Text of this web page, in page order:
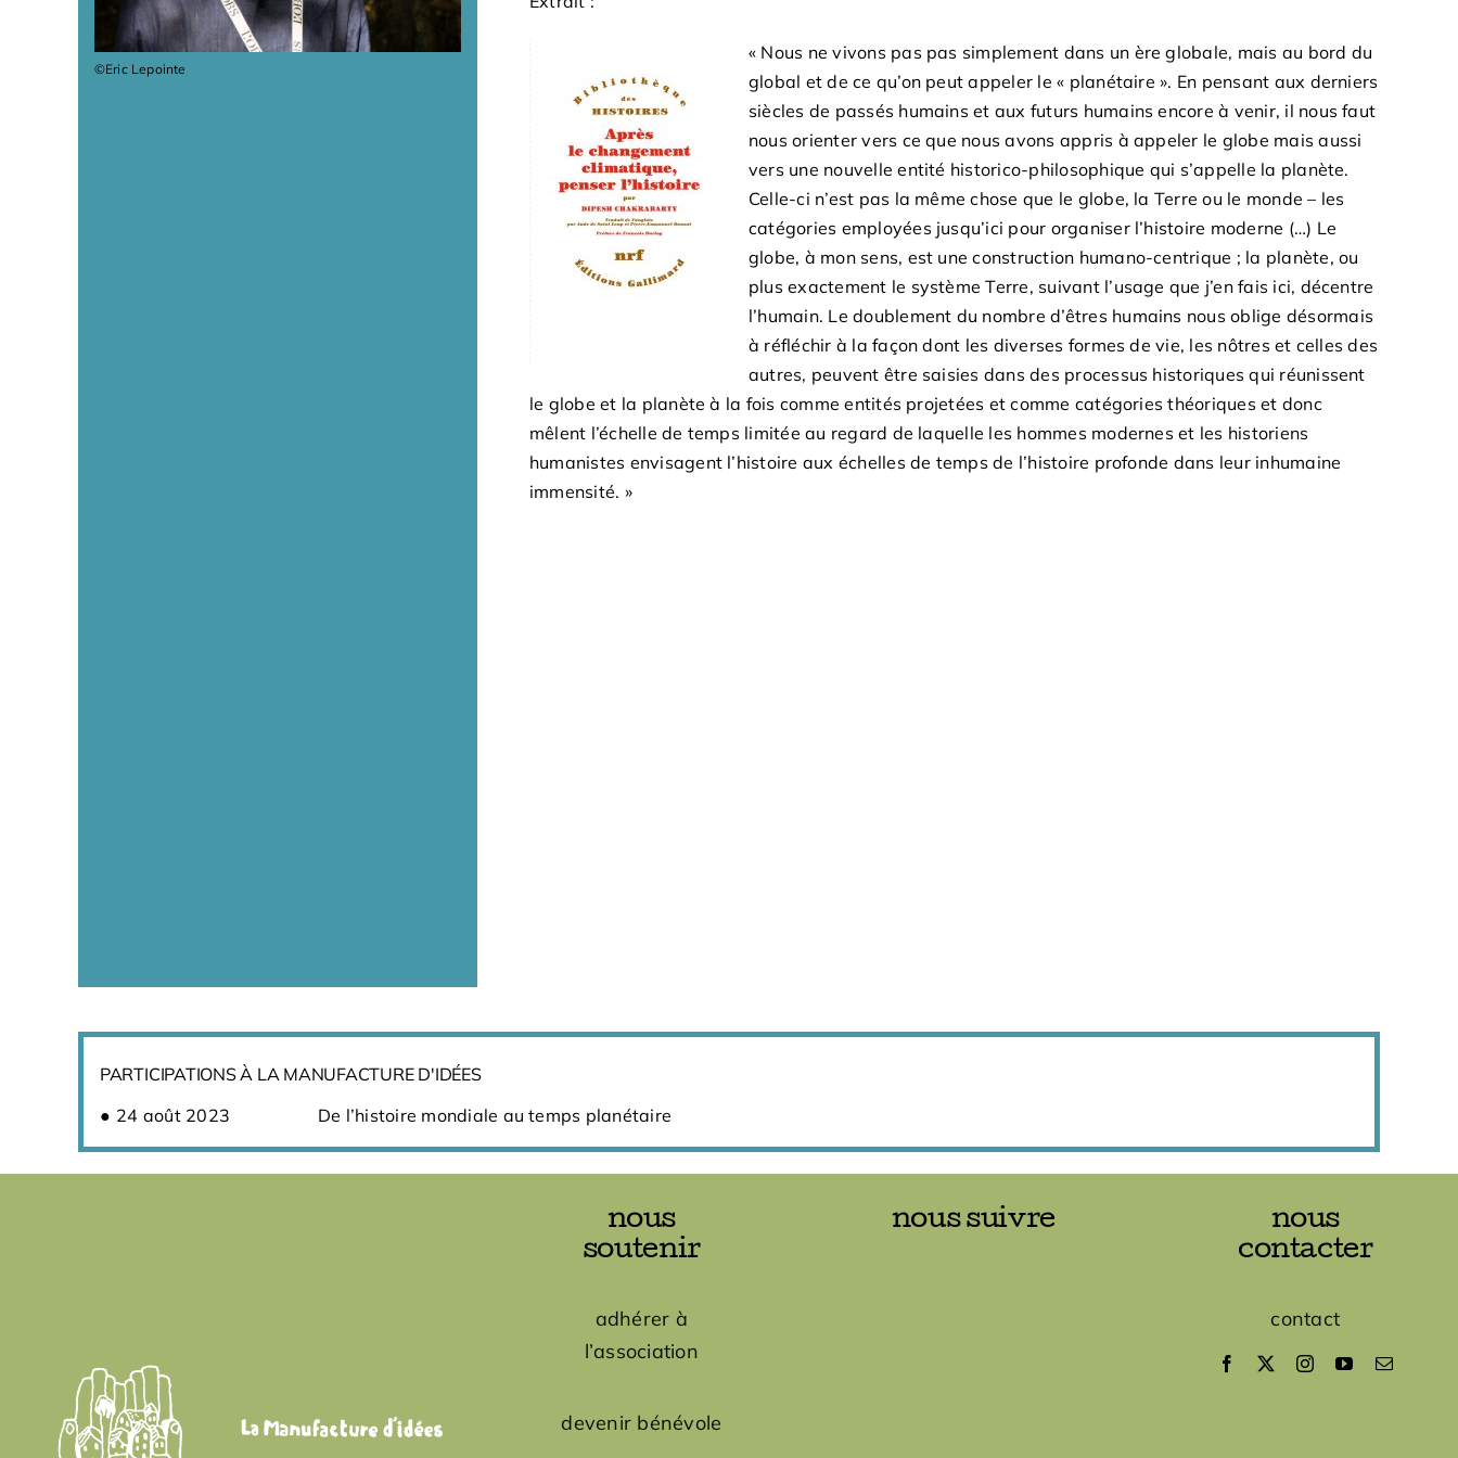
©Eric Lepointe
« Nous ne vivons pas pas simplement dans un ère globale, mais au bord du
global et de ce qu’on peut appeler le « planétaire ». En pensant aux derniers
siècles de passés humains et aux futurs humains encore à venir, il nous faut
nous orienter vers ce que nous avons appris à appeler le globe mais aussi
vers une nouvelle entité historico-philosophique qui s’appelle la planète.
Celle-ci n’est pas la même chose que le globe, la Terre ou le monde – les
catégories employées jusqu’ici pour organiser l’histoire moderne (…) Le
globe, à mon sens, est une construction humano-centrique ; la planète, ou
plus exactement le système Terre, suivant l’usage que j’en fais ici, décentre
l’humain. Le doublement du nombre d’êtres humains nous oblige désormais
à réfléchir à la façon dont les diverses formes de vie, les nôtres et celles des
autres, peuvent être saisies dans des processus historiques qui réunissent
le globe et la planète à la fois comme entités projetées et comme catégories théoriques et donc
mêlent l’échelle de temps limitée au regard de laquelle les hommes modernes et les historiens
humanistes envisagent l’histoire aux échelles de temps de l’histoire profonde dans leur inhumaine
immensité. »
PARTICIPATIONS À LA MANUFACTURE D'IDÉES
24 août 2023
De l’histoire mondiale au temps planétaire
nous
soutenir
adhérer à
l’association
devenir bénévole
nous suivre
nous
contacter
contact